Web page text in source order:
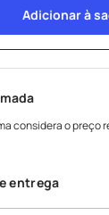
Adicionar à
considera o preço
entrega